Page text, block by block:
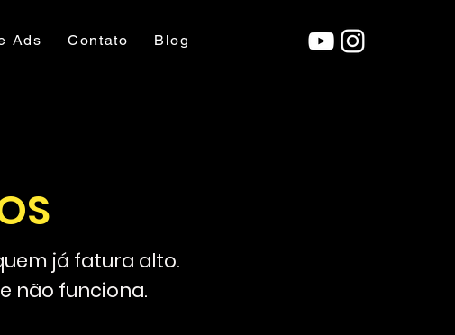
Ads Contato Blog
já fatura alto.
não funciona.